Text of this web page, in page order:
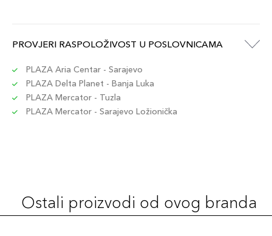
PROVJERI RASPOLOŽIVOST U POSLOVNICAMA
PLAZA Aria Centar - Sarajevo
PLAZA Delta Planet - Banja Luka
PLAZA Mercator - Tuzla
PLAZA Mercator - Sarajevo Ložionička
Ostali proizvodi od ovog branda